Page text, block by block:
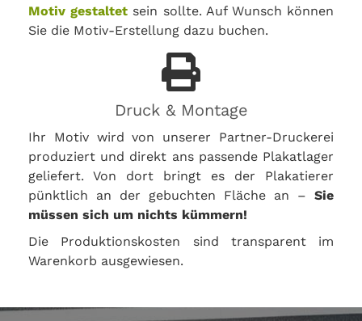
Motiv gestaltet sein sollte. Auf Wunsch können
Sie die Motiv-Erstellung dazu buchen.
Druck & Montage
Ihr Motiv wird von unserer Partner-Druckerei
produziert und direkt ans passende Plakatlager
geliefert. Von dort bringt es der Plakatierer
pünktlich an der gebuchten Fläche an – Sie
müssen sich um nichts kümmern!
Die Produktionskosten sind transparent im
Warenkorb ausgewiesen.